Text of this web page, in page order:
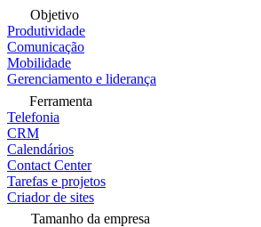
Objetivo
Produtividade
Comunicação
Mobilidade
Gerenciamento e liderança
Ferramenta
Telefonia
CRM
Calendários
Contact Center
Tarefas e projetos
Criador de sites
Tamanho da empresa